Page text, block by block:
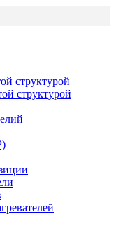
структурой
структурой